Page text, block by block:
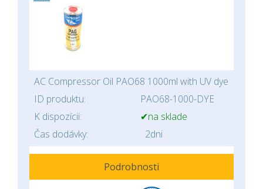
AC Compressor Oil PAO68 1000ml with UV dye
ID produktu:
PAO68-1000-DYE
K dispozícii:
✔na sklade
Čas dodávky:
2dni
Podrobnosti